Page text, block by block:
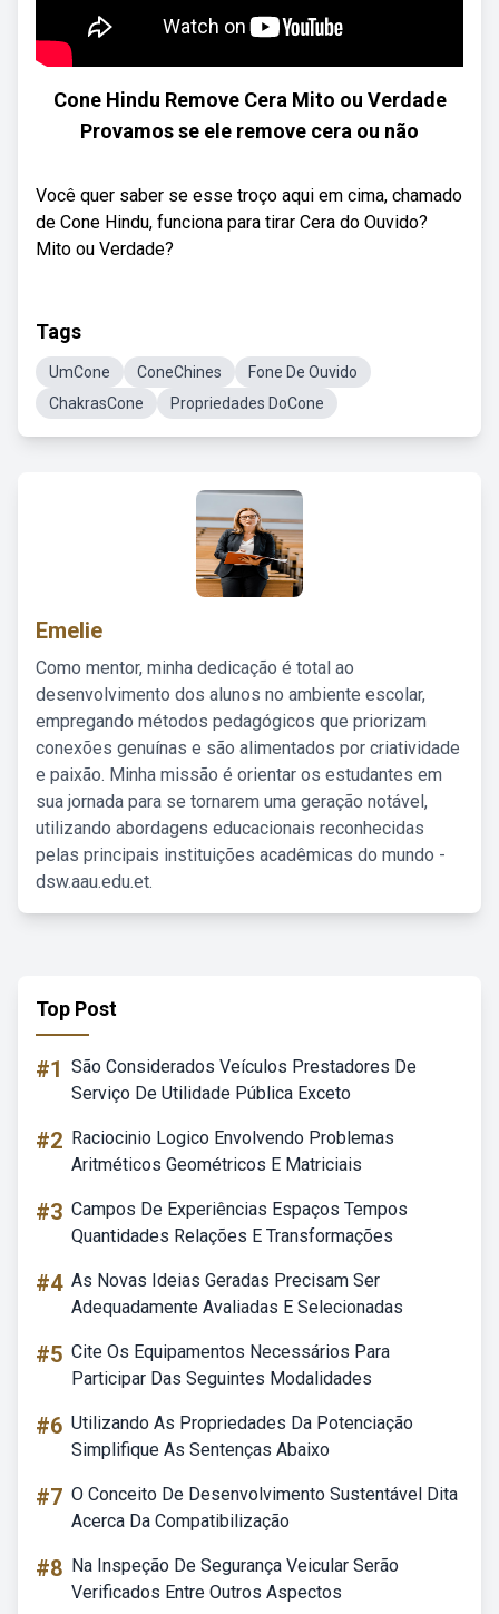
Cone Hindu Remove Cera Mito ou Verdade
Provamos se ele remove cera ou não
Você quer saber se esse troço aqui em cima, chamado
de Cone Hindu, funciona para tirar Cera do Ouvido?
Mito ou Verdade?
Tags
UmCone ConeChines
Fone De Ouvido
ChakrasCone
Propriedades DoCone
Emelie
Como mentor, minha dedicação é total ao
desenvolvimento dos alunos no ambiente escolar,
empregando métodos pedagógicos que priorizam
conexões genuínas e são alimentados por criatividade
e paixão. Minha missão é orientar os estudantes em
sua jornada para se tornarem uma geração notável,
utilizando abordagens educacionais reconhecidas
pelas principais instituições acadêmicas do mundo -
dsw.aau.edu.et.
Top Post
#1 São Considerados Veículos Prestadores De
Serviço De Utilidade Pública Exceto
#2 Raciocinio Logico Envolvendo Problemas
Aritméticos Geométricos E Matriciais
#3 Campos De Experiências Espaços Tempos
Quantidades Relações E Transformações
#4 As Novas Ideias Geradas Precisam Ser
Adequadamente Avaliadas E Selecionadas
#5 Cite Os Equipamentos Necessários Para
Participar Das Seguintes Modalidades
#6 Utilizando As Propriedades Da Potenciação
Simplifique As Sentenças Abaixo
#7 O Conceito De Desenvolvimento Sustentável Dita
Acerca Da Compatibilização
#8 Na Inspeção De Segurança Veicular Serão
Verificados Entre Outros Aspectos